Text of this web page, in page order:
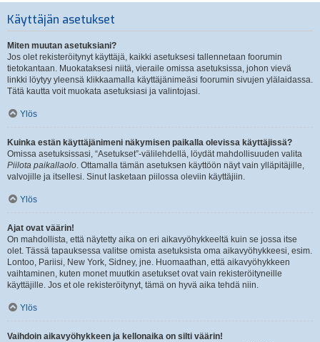
Käyttäjän asetukset
Miten muutan asetuksiani?
Jos olet rekisteröitynyt käyttäjä, kaikki asetuksesi tallennetaan foorumin
tietokantaan. Muokataksesi niitä, vieraile omissa asetuksissa, johon vievä
linkki löytyy yleensä klikkaamalla käyttäjänimeäsi foorumin sivujen ylälaidassa.
Tätä kautta voit muokata asetuksiasi ja valintojasi.
Ylös
Kuinka estän käyttäjänimeni näkymisen paikalla olevissa käyttäjissä?
Omissa asetuksissasi, “Asetukset”-välilehdellä, löydät mahdollisuuden valita
Piilota paikallaolo. Ottamalla tämän asetuksen käyttöön näyt vain ylläpitäjille,
valvojille ja itsellesi. Sinut lasketaan piilossa oleviin käyttäjiin.
Ylös
Ajat ovat väärin!
On mahdollista, että näytetty aika on eri aikavyöhykkeeltä kuin se jossa itse
olet. Tässä tapauksessa valitse omista asetuksista oma aikavyöhykkeesi, esim.
Lontoo, Pariisi, New York, Sidney, jne. Huomaathan, että aikavyöhykkeen
vaihtaminen, kuten monet muutkin asetukset ovat vain rekisteröityneille
käyttäjille. Jos et ole rekisteröitynyt, tämä on hyvä aika tehdä niin.
Ylös
Vaihdoin aikavyöhykkeen ja kellonaika on silti väärin!